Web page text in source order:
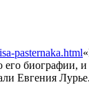
pasternaka.html
его
Евгения